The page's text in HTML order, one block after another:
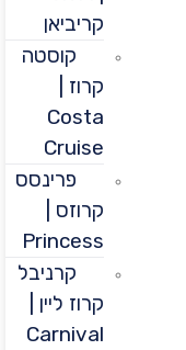
קריביאן
קוסטה
Costa
Cruise
פרינסס
קרוזס |
Princess
קרניבל
קרוז ליין |
Carnival